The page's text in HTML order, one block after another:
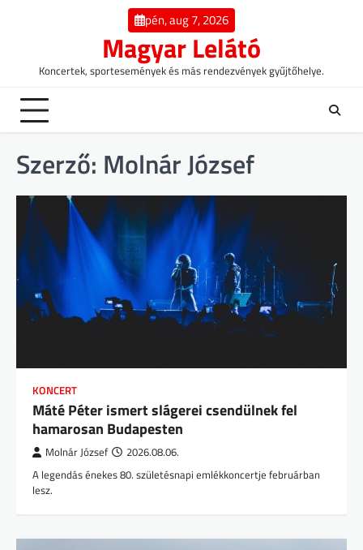
pén, aug 7, 2026
Magyar Lelátó
Koncertek, sportesemények és más rendezvények gyűjtőhelye.
Szerző: Molnár József
KONCERT
Máté Péter ismert slágerei csendülnek fel
hamarosan Budapesten
Molnár József 2026.08.06.
A legendás énekes 80. születésnapi emlékkoncertje februárban
lesz.